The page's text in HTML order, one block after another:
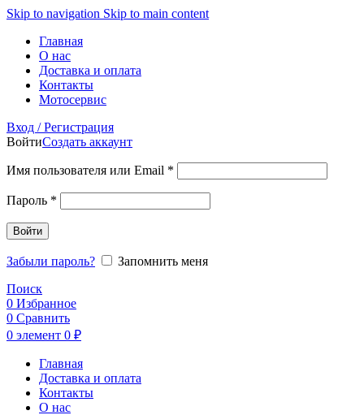
Skip to navigation Skip to main content
Главная
О нас
Доставка и оплата
Контакты
Мотосервис
Вход / Регистрация
ВойтиСоздать аккаунт
Имя пользователя или Email *
Пароль *
Войти
Забыли пароль?
Запомнить меня
Поиск
0 Избранное
0 Сравнить
0 элемент 0 ₽
Главная
Доставка и оплата
Контакты
О нас